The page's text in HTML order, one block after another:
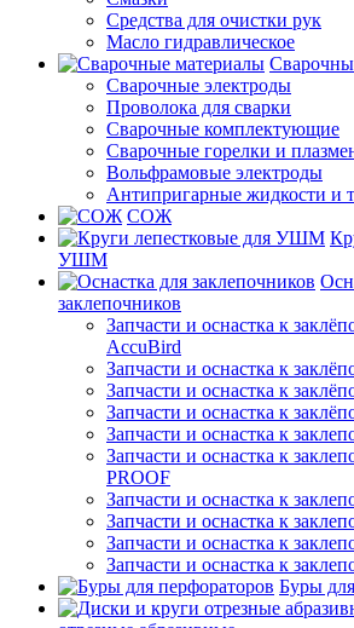
Средства для очистки рук
Масло гидравлическое
Сварочные электроды
Проволока для сварки
Сварочные комплектующие
Сварочные горелки и
Вольфрамовые электроды
Антипригарные жидкости и
СОЖ
УШМ
заклепочников
Запчасти и оснастка к
AccuBird
Запчасти и оснастка к
Запчасти и оснастка к
Запчасти и оснастка к
Запчасти и оснастка к
Запчасти и оснастка к
PROOF
Запчасти и оснастка к
Запчасти и оснастка к
Запчасти и оснастка к
Запчасти и оснастка к
Буры